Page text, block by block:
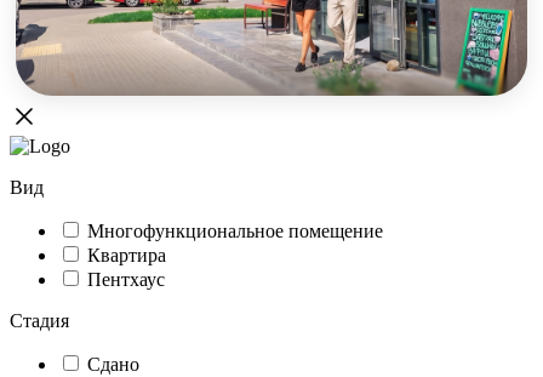
Вид
Многофункциональное помещение
Квартира
Пентхаус
Стадия
Сдано